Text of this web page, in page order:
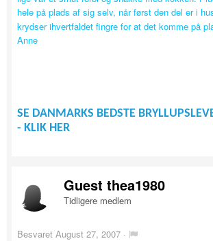
hele på plads af sig selv, når først den del er i
krydser ihvertfaldet fingre for at det komme på
Anne
SE DANMARKS BEDSTE
- KLIK HER
Guest thea1980
Tidligere medlem
Besvaret August 27, 2007 ·